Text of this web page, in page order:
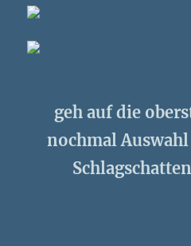
geh auf die
nochmal